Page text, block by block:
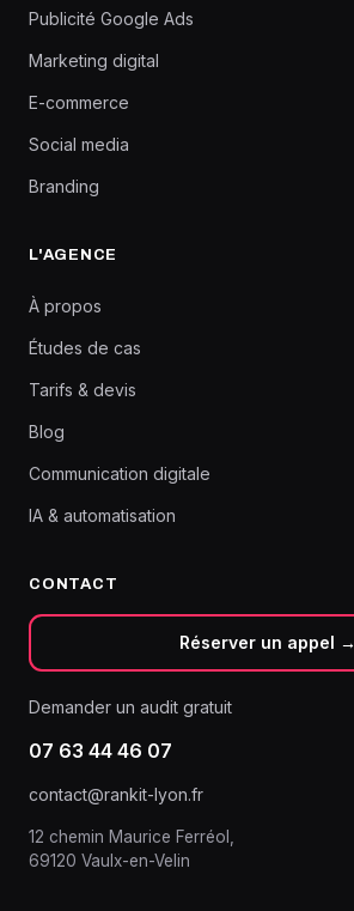
Publicité Google Ads
Marketing digital
E-commerce
Social media
Branding
L'AGENCE
À propos
Études de cas
Tarifs & devis
Blog
Communication digitale
IA & automatisation
CONTACT
Réserver un appel →
Demander un audit gratuit
07 63 44 46 07
contact@rankit-lyon.fr
12 chemin Maurice Ferréol,
69120 Vaulx-en-Velin